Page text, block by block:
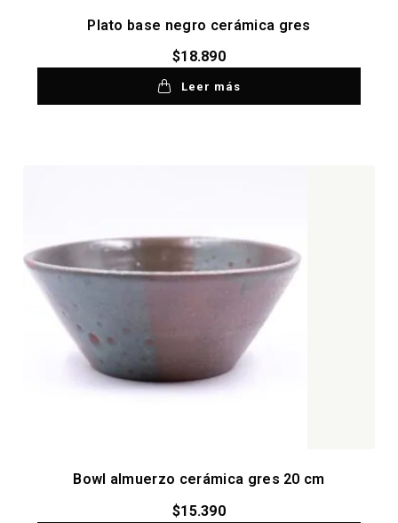
Plato base negro cerámica gres
$18.890
Leer más
Bowl almuerzo cerámica gres 20 cm
$15.390